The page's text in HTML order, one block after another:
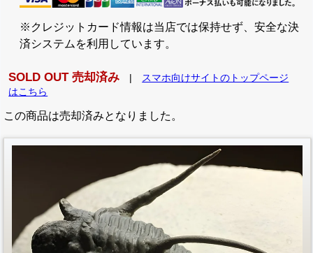
※クレジットカード情報は当店では保持せず、安全な決
済システムを利用しています。
SOLD OUT 売却済み
スマホ向けサイトのトップページ
はこちら
この商品は売却済みとなりました。